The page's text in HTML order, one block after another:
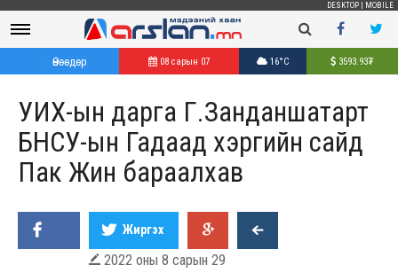
DESKTOP MOBILE
Өнөөдөр 08 сарын 07 16°C 3593.93₮
УИХ-ын дарга Г.Занданшатарт
БНСУ-ын Гадаад хэргийн сайд
Пак Жин бараалхав
Жиргэх
 2022 оны 8 сарын 29